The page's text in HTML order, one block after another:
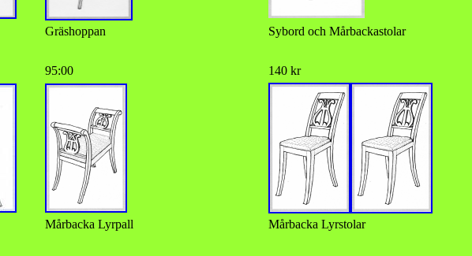
Gräshoppan Sybord och Mårbackastolar
95:00 140 kr
Mårbacka Lyrpall Mårbacka Lyrstolar